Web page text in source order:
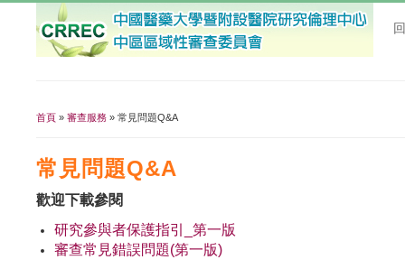
首頁 » 審查服務 » 常見問題Q&A
常見問題Q&A
歡迎下載參閱
研究參與者保護指引_第一版
審查常見錯誤問題(第一版)